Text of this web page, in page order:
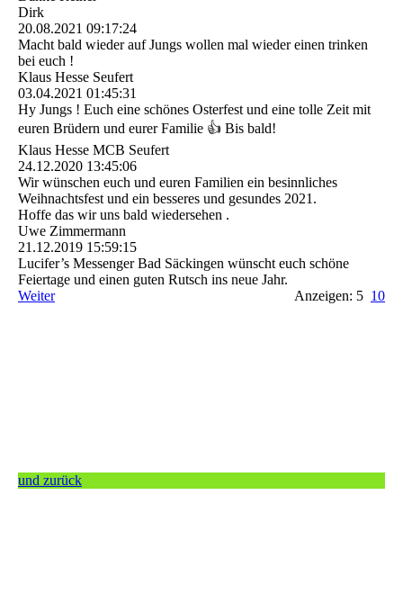
Dirk
20.08.2021 09:17:24
Macht bald wieder auf Jungs wollen mal wieder einen trinken
bei euch !
Klaus Hesse Seufert
03.04.2021 01:45:31
Hy Jungs ! Euch eine schönes Osterfest und eine tolle Zeit mit
euren Brüdern und eurer Familie 👍 Bis bald!
Klaus Hesse MCB Seufert
24.12.2020 13:45:06
Wir wünschen euch und euren Familien ein besinnliches
Weihnachtsfest und ein besseres und gesundes 2021.
Hoffe das wir uns bald wiedersehen .
Uwe Zimmermann
21.12.2019 15:59:15
Lucifer’s Messenger Bad Säckingen wünscht euch schöne
Feiertage und einen guten Rutsch ins neue Jahr.
Weiter
Anzeigen: 5 10
und zurück